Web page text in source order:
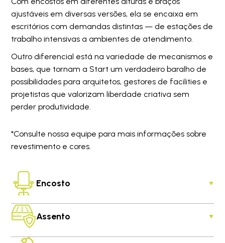
ajustáveis em diversas versões, ela se encaixa em
escritórios com demandas distintas — de estações de
trabalho intensivas a ambientes de atendimento.
Outro diferencial está na variedade de mecanismos e
bases, que tornam a Start um verdadeiro baralho de
possibilidades para arquitetos, gestores de facilities e
projetistas que valorizam liberdade criativa sem
perder produtividade.
*Consulte nossa equipe para mais informações sobre
revestimento e cores.
Encosto
Assento